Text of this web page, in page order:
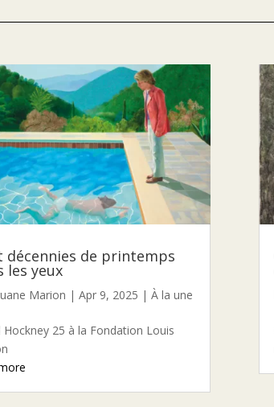
décennies de printemps
les yeux
Marion | Apr 9, 2025 | À la une
Hockney 25 à la Fondation Louis